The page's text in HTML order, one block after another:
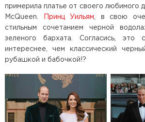
примерила платье от своего любимого
McQueen.
Принц Уильям , в свою
стильным сочетанием черной
зеленого бархата. Согласись, это
интереснее, чем классический
рубашкой и бабочкой!?